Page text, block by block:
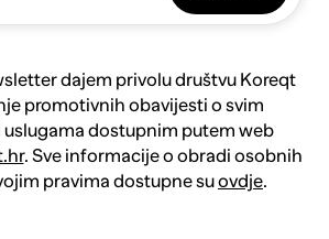
dajem privolu društvu Koreqt
promotivnih obavijesti o svim
uslugama dostupnim putem web
. Sve informacije o obradi osobnih
pravima dostupne suovdje.